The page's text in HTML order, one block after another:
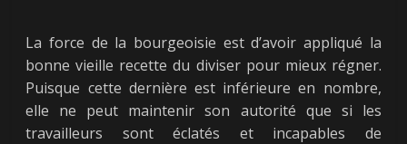
La force de la bourgeoisie est d’avoir appliqué la
bonne vieille recette du diviser pour mieux régner.
Puisque cette dernière est inférieure en nombre,
elle ne peut maintenir son autorité que si les
travailleurs sont éclatés et incapables de